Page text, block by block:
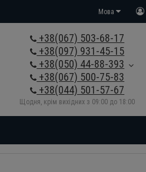
Мова
+38(067) 503-68-17
+38(097) 931-45-15
+38(050) 44-88-393
+38(067) 500-75-83
+38(044) 501-57-67
Щодня, крім вихідних з 09:00 до 18:00